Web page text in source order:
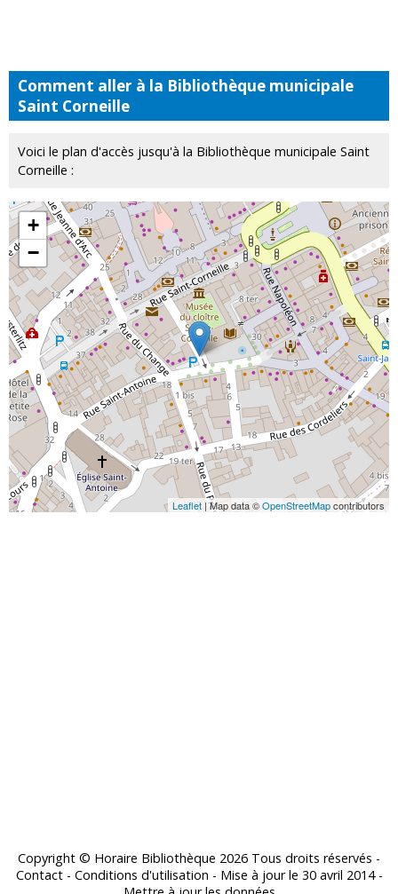
Comment aller à la Bibliothèque municipale
Saint Corneille
Voici le plan d'accès jusqu'à la Bibliothèque municipale Saint
Corneille :
+
−
Leaflet | Map data ©OpenStreetMapcontributors
Copyright © Horaire Bibliothèque 2026 Tous droits réservés -
Contact- Conditions d'utilisation - Mise à jour le 30 avril 2014-